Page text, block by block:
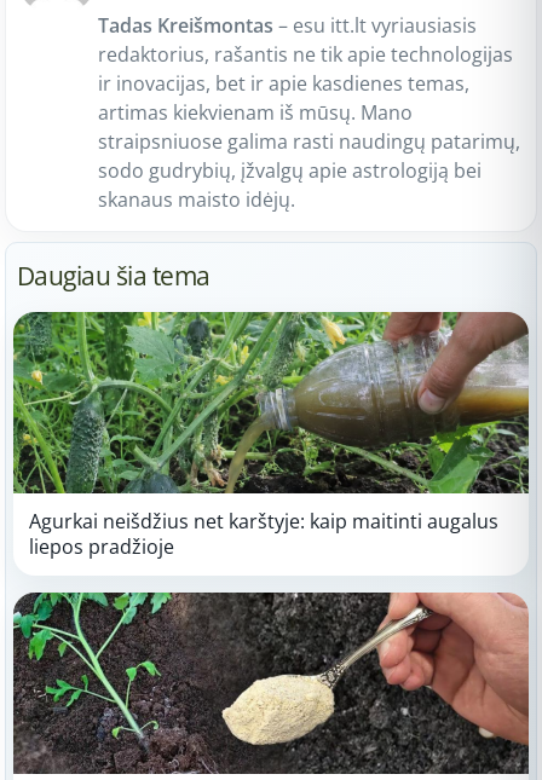
Tadas Kreišmontas – esu itt.lt vyriausiasis
redaktorius, rašantis ne tik apie technologijas
ir inovacijas, bet ir apie kasdienes temas,
artimas kiekvienam iš mūsų. Mano
straipsniuose galima rasti naudingų patarimų,
sodo gudrybių, įžvalgų apie astrologiją bei
skanaus maisto idėjų.
Daugiau šia tema
Agurkai neišdžius net karštyje: kaip maitinti augalus
liepos pradžioje